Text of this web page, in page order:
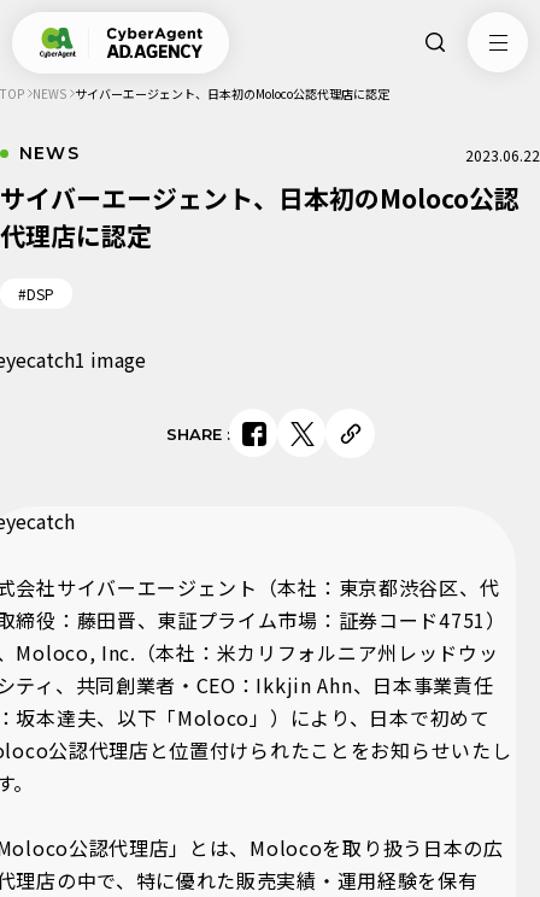
TOP NEWS サイバーエージェント、日本初のMoloco公認代理店に認定
NEWS 2023.06.22
サイバーエージェント、日本初のMoloco公認
代理店に認定
#DSP
会社サイバーエージェント（本社：東京都渋谷区、代
締役：藤田晋、東証プライム市場：証券コード4751）
Moloco, Inc.（本社：米カリフォルニア州レッドウッ
ティ、共同創業者・CEO：Ikkjin Ahn、日本事業責任
坂本達夫、以下「Moloco」）により、日本で初めて
公認代理店と位置付けられたことをお知らせいたし
。
公認代理店」とは、Molocoを取り扱う日本の広
理店の中で、特に優れた販売実績・運用経験を保有
SHARE: